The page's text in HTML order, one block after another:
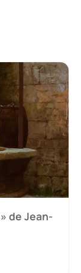
de Jean-